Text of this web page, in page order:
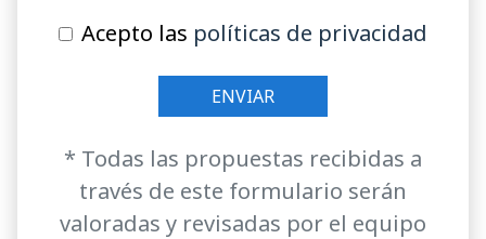
Acepto las políticas de privacidad
* Todas las propuestas recibidas a
través de este formulario serán
valoradas y revisadas por el equipo